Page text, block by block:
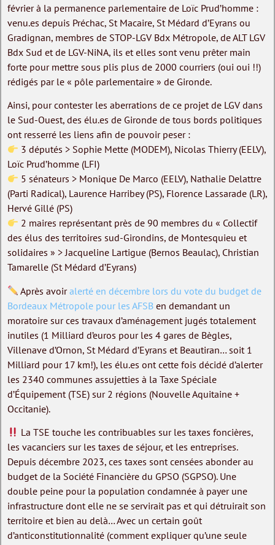
février à la permanence parlementaire de Loïc Prud’homme :
venu.es depuis Préchac, St Macaire, St Médard d’Eyrans ou
Gradignan, membres de STOP-LGV Bdx Métropole, de ALT LGV
Bdx Sud et de LGV-NiNA, ils et elles sont venu prêter main
forte pour mettre sous plis plus de 2000 courriers (oui oui !!)
rédigés par le « pôle parlementaire » de Gironde.
Ainsi, pour contester les aberrations de ce projet de LGV dans
le Sud-Ouest, des élu.es de Gironde de tous bords politiques
ont resserré les liens afin de pouvoir peser :
3 députés > Sophie Mette (MODEM), Nicolas Thierry (EELV),
Loïc Prud’homme (LFI)
5 sénateurs > Monique De Marco (EELV), Nathalie Delattre
(Parti Radical), Laurence Harribey (PS), Florence Lassarade (LR),
Hervé Gillé (PS)
2 maires représentant près de 90 membres du « Collectif
des élus des territoires sud-Girondins, de Montesquieu et
solidaires » > Jacqueline Lartigue (Bernos Beaulac), Christian
Tamarelle (St Médard d’Eyrans)
Après avoiralerté en décembre lors du vote du budget de
Bordeaux Métropole pour les AFSB en demandant un
moratoire sur ces travaux d’aménagement jugés totalement
inutiles (1 Milliard d’euros pour les 4 gares de Bègles,
Villenave d’Ornon, St Médard d’Eyrans et Beautiran… soit 1
Milliard pour 17 km!), les élu.es ont cette fois décidé d’alerter
les 2340 communes assujetties à la Taxe Spéciale
d’Équipement (TSE) sur 2 régions (Nouvelle Aquitaine +
Occitanie).
La TSE touche les contribuables sur les taxes foncières,
les vacanciers sur les taxes de séjour, et les entreprises.
Depuis décembre 2023, ces taxes sont censées abonder au
budget de la Société Financière du GPSO (SGPSO). Une
double peine pour la population condamnée à payer une
infrastructure dont elle ne se servirait pas et qui détruirait son
territoire et bien au delà… Avec un certain goût
d’anticonstitutionnalité (comment expliquer qu’une seule